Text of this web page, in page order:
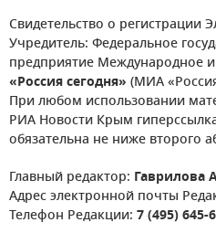
Свидетельство о регистрации
Учредитель: Федеральное
предприятие Международное
«Россия сегодня» (МИА
При любом использовании
РИА Новости Крым
обязательна не ниже второго
Главный редактор: Гаврилова
Адрес электронной почты
Телефон Редакции: 7 (495) 645-